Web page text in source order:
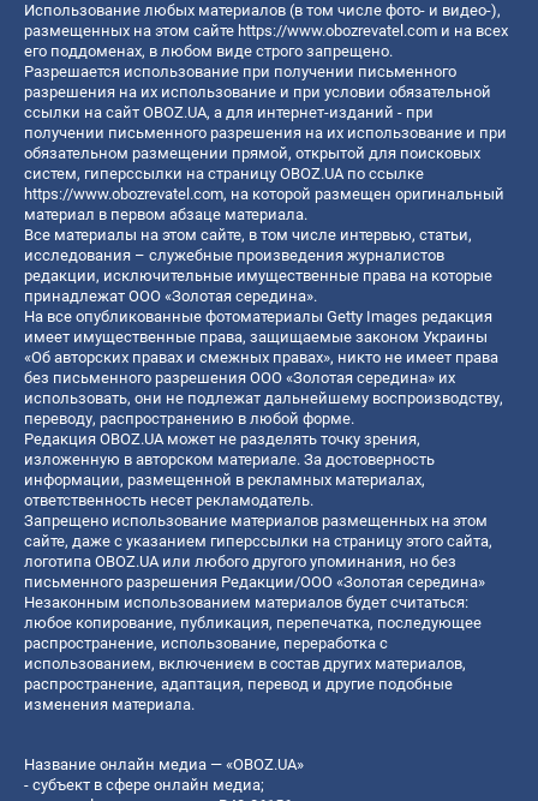
Использование любых материалов (в том числе фото- и видео-),
размещенных на этом сайте https://www.obozrevatel.com и на всех
его поддоменах, в любом виде строго запрещено.
Разрешается использование при получении письменного
разрешения на их использование и при условии обязательной
ссылки на сайт OBOZ.UA, а для интернет-изданий - при
получении письменного разрешения на их использование и при
обязательном размещении прямой, открытой для поисковых
систем, гиперссылки на страницу OBOZ.UA по ссылке
https://www.obozrevatel.com, на которой размещен оригинальный
материал в первом абзаце материала.
Все материалы на этом сайте, в том числе интервью, статьи,
исследования – служебные произведения журналистов
редакции, исключительные имущественные права на которые
принадлежат ООО «Золотая середина».
На все опубликованные фотоматериалы Getty Images редакция
имеет имущественные права, защищаемые законом Украины
«Об авторских правах и смежных правах», никто не имеет права
без письменного разрешения ООО «Золотая середина» их
использовать, они не подлежат дальнейшему воспроизводству,
переводу, распространению в любой форме.
Редакция OBOZ.UA может не разделять точку зрения,
изложенную в авторском материале. За достоверность
информации, размещенной в рекламных материалах,
ответственность несет рекламодатель.
Запрещено использование материалов размещенных на этом
сайте, даже с указанием гиперссылки на страницу этого сайта,
логотипа OBOZ.UA или любого другого упоминания, но без
письменного разрешения Редакции/ООО «Золотая середина»
Незаконным использованием материалов будет считаться:
любое копирование, публикация, перепечатка, последующее
распространение, использование, переработка с
использованием, включением в состав других материалов,
распространение, адаптация, перевод и другие подобные
изменения материала.
Название онлайн медиа — «OBOZ.UA»
- субъект в сфере онлайн медиа;